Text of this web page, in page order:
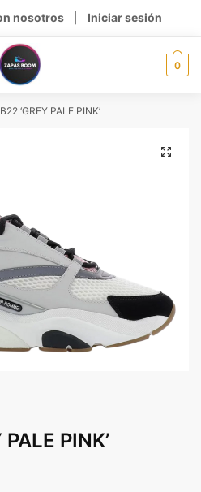
nosotros Iniciar sesión
0
‘GREY PALE PINK’
🔍
PINK’